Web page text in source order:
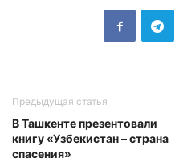
Предыдущая статья
В Ташкенте презентовали
книгу «Узбекистан – страна
спасения»